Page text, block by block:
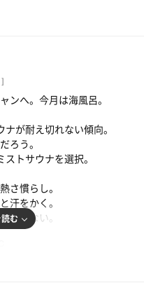
水が弱く、飲みづらい。
濁り湯はややヌルヌル感あ
をもってなら4人のキャ
計がある。
り。まずまずの発汗具合。
ーしていないし、チラーも
]
ンへ。今月は海風呂。
が耐え切れない傾向。
ろう。
トサウナを選択。
さ慣らし。
汗をかく。
しれない。
む